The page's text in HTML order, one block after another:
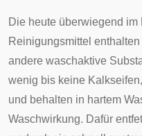
Die heute überwiegend im
Reinigungsmittel
andere waschaktive
wenig bis keine
und behalten in hartem
Waschwirkung. Dafür